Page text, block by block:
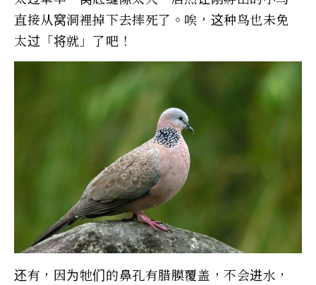
直接从窝洞裡掉下去摔死了。唉，这种鸟也未免
太过「将就」了吧！
还有，因为牠们的鼻孔有腊膜覆盖，不会进水，